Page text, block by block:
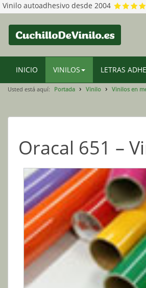
Vinilo autoadhesivo desde 2004
INICIO VINILOS LETRAS
Usted está aquí: Portada Vinilo Vinilos en
Oracal 651 –